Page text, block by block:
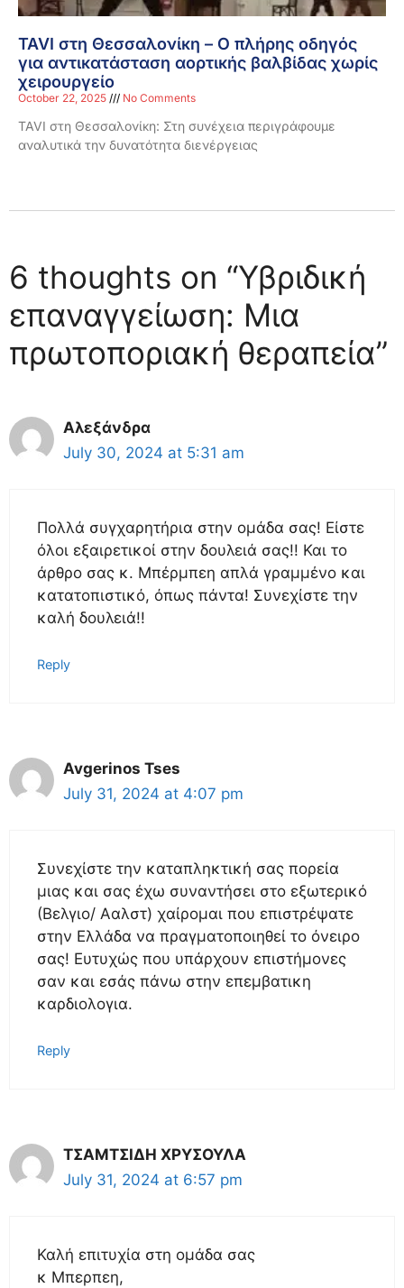
TAVI στη Θεσσαλονίκη – Ο πλήρης οδηγός
για αντικατάσταση αορτικής βαλβίδας χωρίς
χειρουργείο
October 22, 2025 No Comments
TAVI στη Θεσσαλονίκη: Στη συνέχεια περιγράφουμε
αναλυτικά την δυνατότητα διενέργειας
6 thoughts on “Υβριδική
επαναγγείωση: Μια
πρωτοποριακή θεραπεία”
Αλεξάνδρα
July 30, 2024 at 5:31 am
Πολλά συγχαρητήρια στην ομάδα σας! Είστε
όλοι εξαιρετικοί στην δουλειά σας!! Και το
άρθρο σας κ. Μπέρμπεη απλά γραμμένο και
κατατοπιστικό, όπως πάντα! Συνεχίστε την
καλή δουλειά!!
Reply
Avgerinos Tses
July 31, 2024 at 4:07 pm
Συνεχίστε την καταπληκτική σας πορεία
μιας και σας έχω συναντήσει στο εξωτερικό
(Βελγιο/ Ααλστ) χαίρομαι που επιστρέψατε
στην Ελλάδα να πραγματοποιηθεί το όνειρο
σας! Ευτυχώς που υπάρχουν επιστήμονες
σαν και εσάς πάνω στην επεμβατικη
καρδιολογια.
Reply
ΤΣΑΜΤΣΙΔΗ ΧΡΥΣΟΥΛΑ
July 31, 2024 at 6:57 pm
Καλή επιτυχία στη ομάδα σας
κ Μπερπεη,